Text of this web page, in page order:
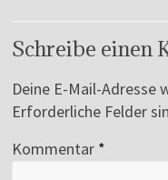
Schreibe einen
Deine E-Mail-
Erforderliche Felder
Kommentar *